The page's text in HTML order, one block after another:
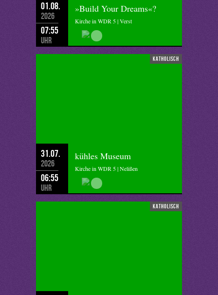
01.08.
2026
07:55
Uhr
»Build Your Dreams«?
Kirche in WDR 5 | Verst
katholisch
31.07.
2026
06:55
Uhr
kühles Museum
Kirche in WDR 5 | Nelißen
katholisch